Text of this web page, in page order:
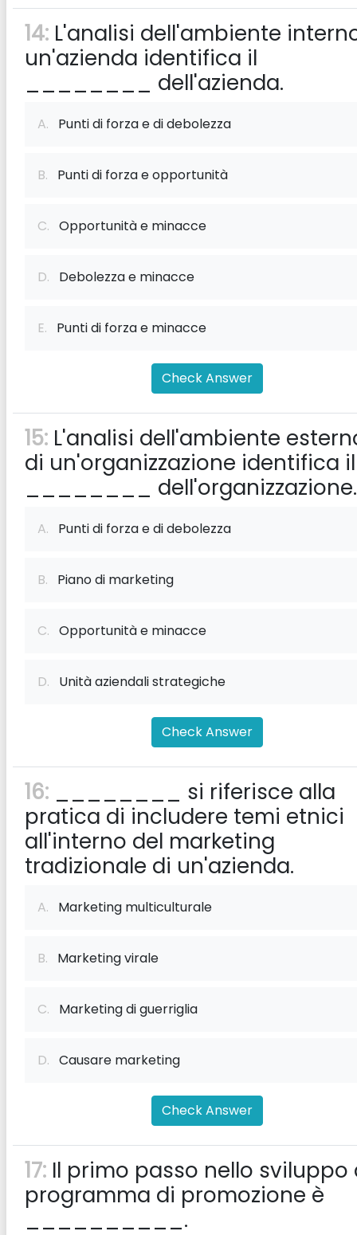
14: L'analisi dell'ambiente
un'azienda identifica il
________ dell'azienda.
A. Punti di forza e di debolezza
B. Punti di forza e opportunità
C. Opportunità e minacce
D. Debolezza e minacce
E. Punti di forza e minacce
Check Answer
15: L'analisi dell'ambiente
di un'organizzazione identifica il
________ dell'organizzazione.
A. Punti di forza e di debolezza
B. Piano di marketing
C. Opportunità e minacce
D. Unità aziendali strategiche
Check Answer
16: ________ si riferisce alla
pratica di includere temi etnici
all'interno del marketing
tradizionale di un'azienda.
A. Marketing multiculturale
B. Marketing virale
C. Marketing di guerriglia
D. Causare marketing
Check Answer
17: Il primo passo nello sviluppo
programma di promozione è
__________.